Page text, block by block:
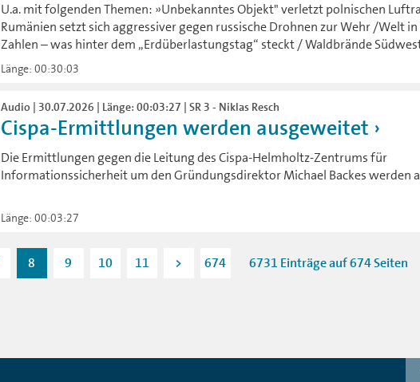
U.a. mit folgenden Themen: »Unbekanntes Objekt" verletzt polnischen
Rumänien setzt sich aggressiver gegen russische Drohnen zur Wehr /Welt
Zahlen – was hinter dem „Erdüberlastungstag“ steckt / Waldbrände
Länge: 00:30:03
Audio | 30.07.2026 | Länge: 00:03:27 | SR 3 - Niklas Resch
Cispa-Ermittlungen werden ausgeweitet
Die Ermittlungen gegen die Leitung des Cispa-Helmholtz-Zentrums für
Informationssicherheit um den Gründungsdirektor Michael Backes werden
Länge: 00:03:27
8 9 10 11 > 674 6731 Einträge auf 674 Seiten